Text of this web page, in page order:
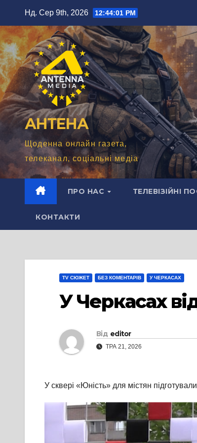
вмісту
Нд. Сер 9th, 2026 12:44:03 PM
АНТЕНА
Щоденна онлайн газета,
телеканал, соціальні медіа
ПРО НАС ТЕЛЕВІЗІЙНІ
КОНТАКТИ
TV СЮЖЕТ БЕЗ КОМЕНТАРІВ У ЧЕРКАСАХ
У Черкасах
Від editor
ТРА 21, 2026
У сквері «Юність» для містян